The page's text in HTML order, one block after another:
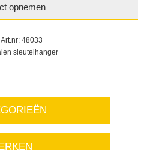
opnemen
Art.nr: 48033
sleutelhanger